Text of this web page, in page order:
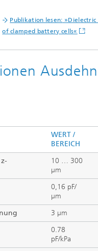
Publikation lesen:
of clamped battery cells«
WERT /
BEREICH
10 … 300
µm
0,16 pF/
µm
3 µm
0.78
pF/kPa